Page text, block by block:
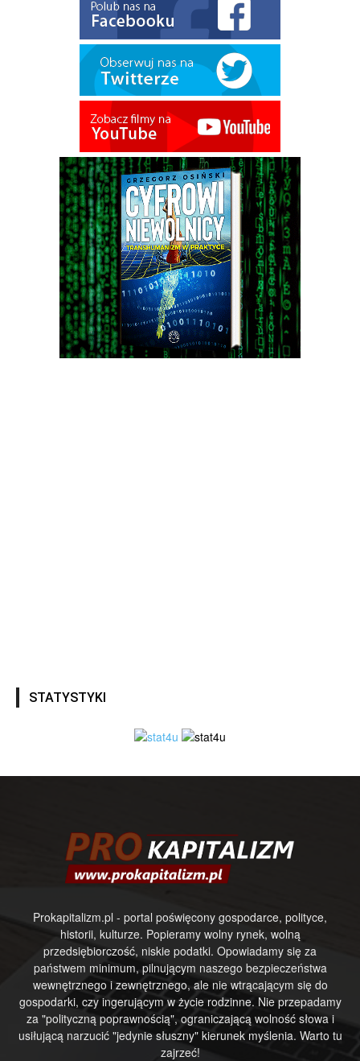
STATYSTYKI
Prokapitalizm.pl - portal poświęcony gospodarce, polityce,
historii, kulturze. Popieramy wolny rynek, wolną
przedsiębiorczość, niskie podatki. Opowiadamy się za
państwem minimum, pilnującym naszego bezpieczeństwa
wewnętrznego i zewnętrznego, ale nie wtrącającym się do
gospodarki, czy ingerującym w życie rodzinne. Nie przepadamy
za "polityczną poprawnością", ograniczającą wolność słowa i
usiłującą narzucić "jedynie słuszny" kierunek myślenia. Warto tu
zajrzeć!